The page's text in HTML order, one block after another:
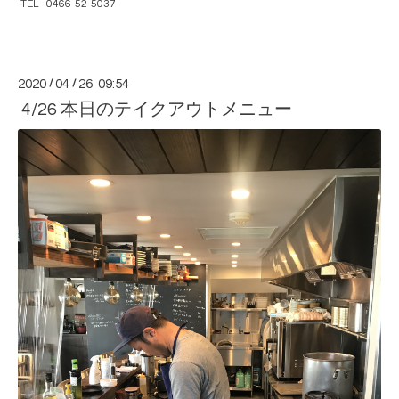
TEL 0466-52-5037
2020 /04 / 26 09:54
4/26 本日のテイクアウトメニュー